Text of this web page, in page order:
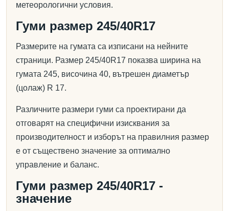
метеорологични условия.
Гуми размер 245/40R17
Размерите на гумата са изписани на нейните
страници. Размер 245/40R17 показва ширина на
гумата 245, височина 40, вътрешен диаметър
(цолаж) R 17.
Различните размери гуми са проектирани да
отговарят на специфични изисквания за
производителност и изборът на правилния размер
е от съществено значение за оптимално
управление и баланс.
Гуми размер 245/40R17 -
значение